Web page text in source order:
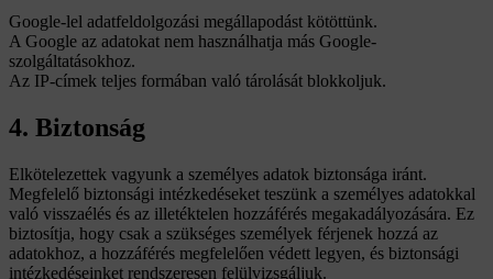
Google-lel adatfeldolgozási megállapodást kötöttünk.
A Google az adatokat nem használhatja más Google-
szolgáltatásokhoz.
Az IP-címek teljes formában való tárolását blokkoljuk.
4. Biztonság
Elkötelezettek vagyunk a személyes adatok biztonsága iránt.
Megfelelő biztonsági intézkedéseket teszünk a személyes adatokkal
való visszaélés és az illetéktelen hozzáférés megakadályozására. Ez
biztosítja, hogy csak a szükséges személyek férjenek hozzá az
adatokhoz, a hozzáférés megfelelően védett legyen, és biztonsági
intézkedéseinket rendszeresen felülvizsgáljuk.